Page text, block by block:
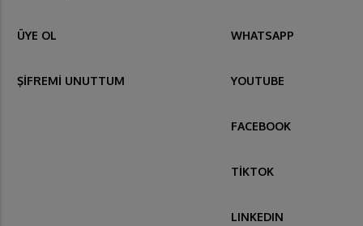
ÜYE OL
ŞİFREMİ UNUTTUM
WHATSAPP
YOUTUBE
FACEBOOK
TİKTOK
LINKEDIN